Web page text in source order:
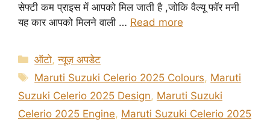
सेफ्टी कम प्राइस में आपको मिल जाती है ,जोकि वैल्यू फॉर मनी
यह कार आपको मिलने वाली … Read more
Categories
ऑटो,न्यूज़ अपडेट
Tags
Maruti Suzuki Celerio 2025 Colours, Maruti
Suzuki Celerio 2025 Design, Maruti Suzuki
Celerio 2025 Engine, Maruti Suzuki Celerio 2025